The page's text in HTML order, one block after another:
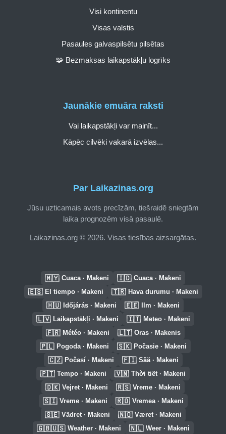
Par Laikazinas.org
Jūsu uzticamais avots precīzām, tiešraidē sniegtām
laika prognozēm visā pasaulē.
Laikazinas.org © 2026. Visas tiesības aizsargātas.
Visi kontinentu
Visas valstis
Pasaules galvaspilsētu pilsētas
🧩 Bezmaksas laikapstākļu logrīks
Jaunākie emuāra raksti
Vai laikapstākļi var mainīt...
Kāpēc cilvēki vakarā izvēlas...
🇲🇾 Cuaca · Makeni 🇮🇩 Cuaca · Makeni
🇪🇸 El tiempo · Makeni 🇹🇷 Hava durumu · Makeni
🇭🇺 Időjárás · Makeni 🇪🇪 Ilm · Makeni
🇱🇻 Laikapstākļi · Makeni 🇮🇹 Meteo · Makeni
🇫🇷 Météo · Makeni 🇱🇹 Oras · Makenis
🇵🇱 Pogoda · Makeni 🇸🇰 Počasie · Makeni
🇨🇿 Počasí · Makeni 🇫🇮 Sää · Makeni
🇵🇹 Tempo · Makeni 🇻🇳 Thời tiết · Makeni
🇩🇰 Vejret · Makeni 🇷🇸 Vreme · Makeni
🇸🇮 Vreme · Makeni 🇷🇴 Vremea · Makeni
🇸🇪 Vädret · Makeni 🇳🇴 Været · Makeni
🇬🇧🇺🇸 Weather · Makeni 🇳🇱 Weer · Makeni